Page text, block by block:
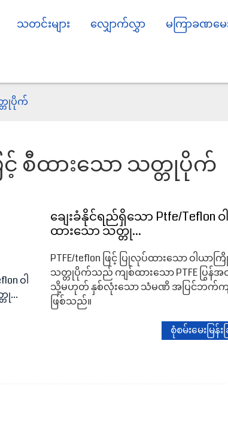
သတင်းများ လျှောက်လွှာ မကြာခဏမေ
တ္တုပိုက်
ြင့် စီထားသော သတ္တုပိုက်
ချေးခံနိုင်ရည်ရှိသော Ptfe/Teflon
ထားသော သတ္တု...
PTFE/teflon ဖြင့် ပြုလုပ်ထားသော ဝါယာက
သတ္တုပိုက်သည် ကျစ်ထားသော PTFE ပြွန်
သို့မဟုတ် နှစ်လုံးသော သံမဏိ အပြင်ဘက်က
ဖြစ်သည်။
စုံစမ်းမေးမြန်း